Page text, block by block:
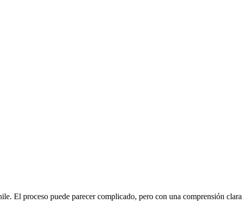
El proceso puede parecer complicado, pero con una comprensión clara